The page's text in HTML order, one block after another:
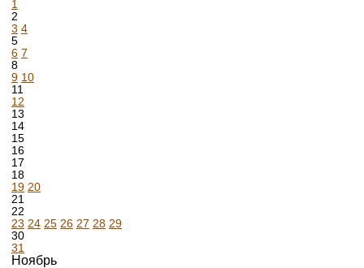
1
2
3 4
5
6 7
8
9 10
11
12
13
14
15
16
17
18
19 20
21
22
23 24 25 26 27 28 29
30
31
Ноябрь